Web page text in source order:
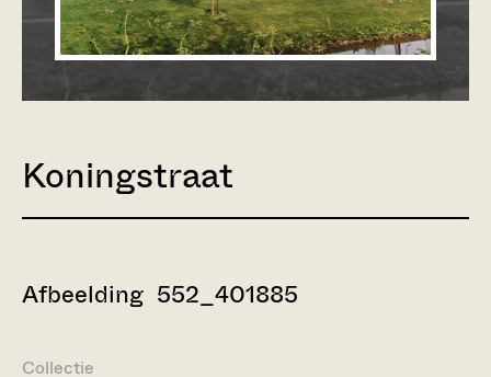
Koningstraat
Afbeelding 552_401885
Collectie